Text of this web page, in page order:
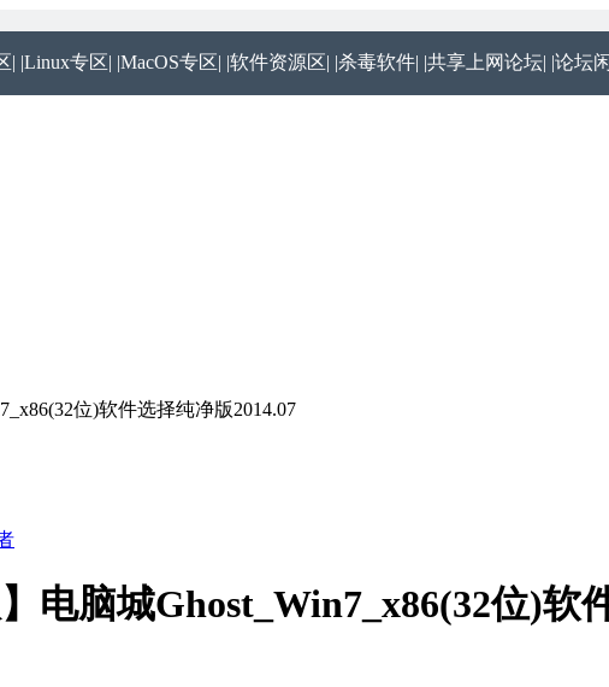
| |Linux专区| |MacOS专区| |软件资源区| |杀毒软件| |共享上网论坛| |论坛
位)软件选择纯净版2014.07
电脑城Ghost_Win7_x86(32位)软